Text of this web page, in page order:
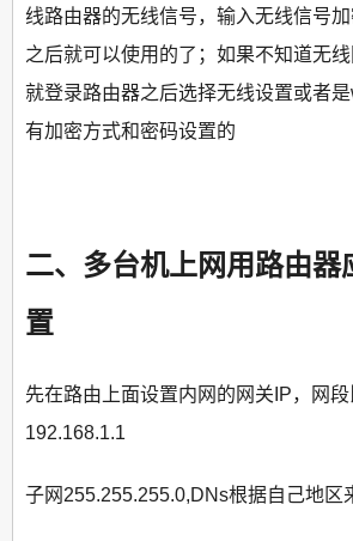
线路由器的无线信号，输入无线信号
之后就可以使用的了；如果不知道无
就登录路由器之后选择无线设置或者
有加密方式和密码设置的
二、多台机上网用路由器
置
先在路由上面设置内网的网关IP，网
192.168.1.1
子网255.255.255.0,DNs根据自己地区